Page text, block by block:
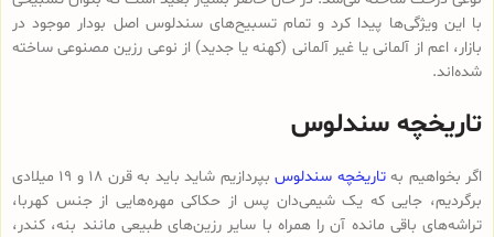
با این ویژگی‌ها پیدا کرد و تمام تسبیح‌های سندلوس‌ اصل بودار موجود در
بازار، اعم از آلمانی یا غیر آلمانی (کهنه یا جدید) از نوعی رزین مصنوعی ساخته
شده‌اند.
تاریخچه سندلوس
اگر بخواهیم بهتاریخچه سندلوس
بپردازیم شاید باید به قرن 18 و 19 میلادی
برگردیم، جایی که یک شیمی‌دان پس از حکاکی مهره‌هایی از جنس کهربا،
تراشه‌های باقی مانده آن را همراه با سایر رزین‌های طبیعی مانند بنه، کندر،